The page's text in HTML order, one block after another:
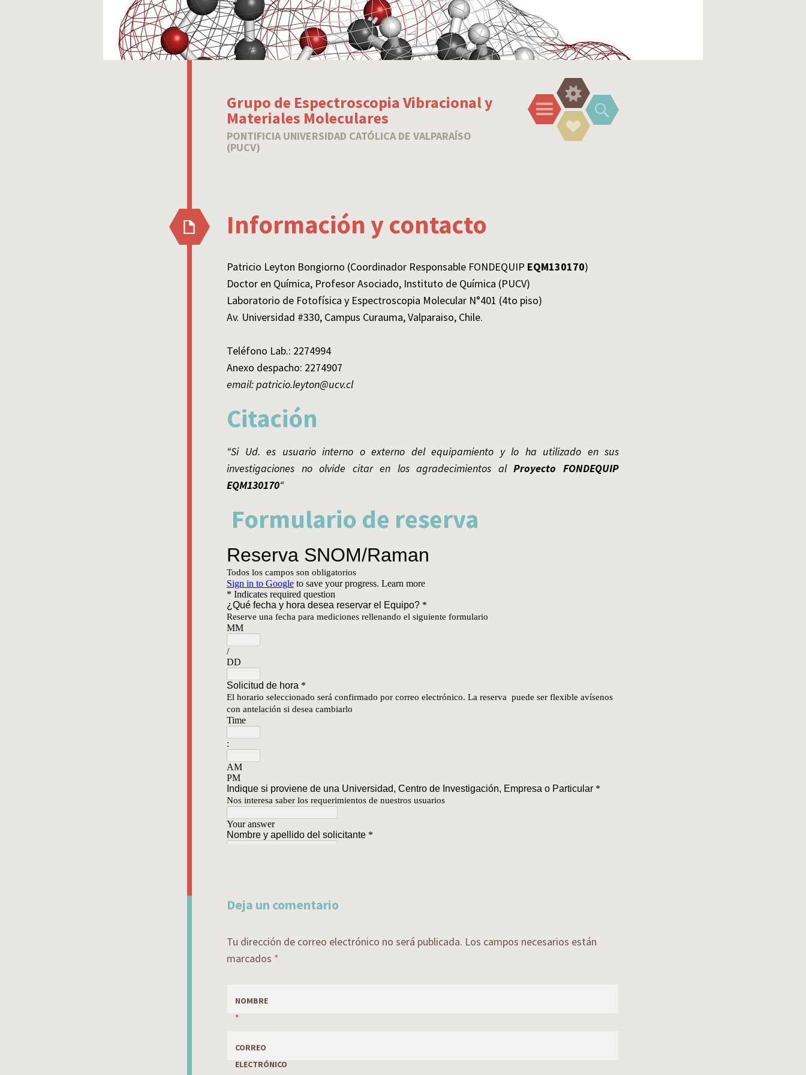
Grupo de Espectroscopia Vibracional y
Materiales Moleculares
PONTIFICIA UNIVERSIDAD CATÓLICA DE VALPARAÍSO
(PUCV)
Menu
Widgets
Social
Links
Search
Información y contacto
Patricio Leyton Bongiorno (Coordinador Responsable FONDEQUIP EQM130170)
Doctor en Química, Profesor Asociado, Instituto de Química (PUCV)
Laboratorio de Fotofísica y Espectroscopia Molecular N°401 (4to piso)
Av. Universidad #330, Campus Curauma, Valparaiso, Chile.
Teléfono Lab.: 2274994
Anexo despacho: 2274907
email: patricio.leyton@ucv.cl
Citación
“Si Ud. es usuario interno o externo del equipamiento y lo ha utilizado en sus
investigaciones no olvide citar en los agradecimientos alProyecto FONDEQUIP
EQM130170“
Formulario de reserva
Deja un comentario
Tu dirección de correo electrónico no será publicada. Los campos necesarios están
marcados *
NOMBRE
*
CORREO
ELECTRÓNICO